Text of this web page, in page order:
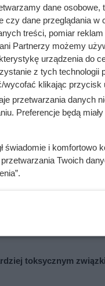
odpowiadamy na to
seksbomby lat 80.
dziś szokuje
toksycznym
dane osobowe,
czy dane przeglądania w
treści, pomiar
Partnerzy możemy
urządzenia do
z tych technologii
klikając
przetwarzania danych
Preferencje będą
świadomie i komfortowo
Twoich